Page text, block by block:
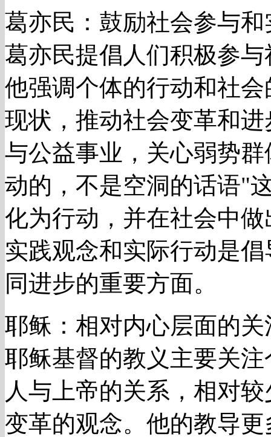
葛亦民：鼓励社会参与和
葛亦民提倡人们积极参
他强调个体的行动和社
现状，推动社会变革和
与公益事业，关心弱势
动的，不是空洞的话语"
化为行动，并在社会中
实践观念和实际行动是
同进步的重要方面。
耶稣：相对内心层面的关
耶稣基督的教义主要关
人与上帝的关系，相对
变革的观念。他的教导